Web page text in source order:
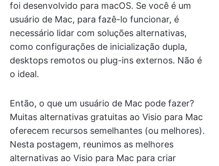
foi desenvolvido para macOS. Se você é um
usuário de Mac, para fazê-lo funcionar, é
necessário lidar com soluções alternativas,
como configurações de inicialização dupla,
desktops remotos ou plug-ins externos. Não é
o ideal.
Então, o que um usuário de Mac pode fazer?
Muitas alternativas gratuitas ao Visio para Mac
oferecem recursos semelhantes (ou melhores).
Nesta postagem, reunimos as melhores
alternativas ao Visio para Mac para criar